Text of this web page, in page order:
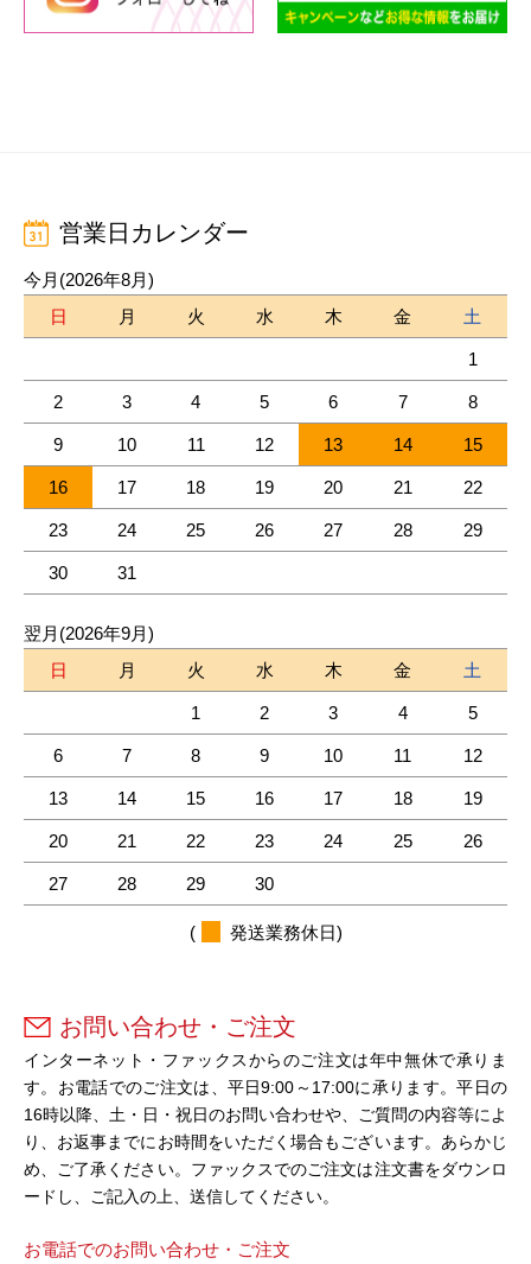
営業日カレンダー
今月(2026年8月)
日
月 火 水 木 金 土
1
2 3 4 5 6 7 8
9 10 11 12 13 14 15
16 17 18 19 20 21 22
23 24 25 26 27 28 29
30 31
翌月(2026年9月)
日
月 火 水 木 金 土
1 2 3 4 5
6 7 8 9 10 11 12
13 14 15 16 17 18 19
20 21 22 23 24 25 26
27 28 29 30
( 発送業務休日)
お問い合わせ・ご注文
インターネット・ファックスからのご注文は年中無休で承りま
す。お電話でのご注文は、平日9:00～17:00に承ります。平日の
16時以降、土・日・祝日のお問い合わせや、ご質問の内容等によ
り、お返事までにお時間をいただく場合もございます。あらかじ
め、ご了承ください。ファックスでのご注文は注文書をダウンロ
ードし、ご記入の上、送信してください。
お電話でのお問い合わせ・ご注文